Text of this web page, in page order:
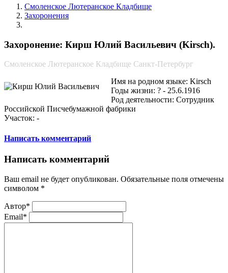
Смоленское Лютеранское Кладбище
Захоронения
Захоронение: Кирш Юлий Васильевич (Kirsch).
Смоленское Лютеранское Кладбище Санкт-Петербург
Имя на родном языке: Kirsch
Годы жизни: ? - 25.6.1916
Род деятельности: Сотрудник
Российской Писчебумажной фабрики
Участок: -
Написать комментарий
Написать комментарий
Ваш email не будет опубликован. Обязательные поля отмечены
символом *
Автор*
Email*